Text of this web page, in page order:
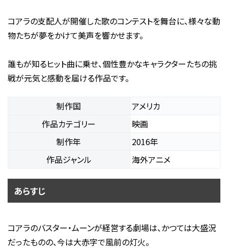
コアラの支配人が開催した歌のコンテストを舞台に、様々な動
物たちが夢をかけて美声を響かせます。
誰もが知るヒット曲に乗せ、個性豊かなキャラクターたちの挑
戦が元気と感動を届ける作品です。
制作国
アメリカ
作品カテゴリー
映画
制作年
2016年
作品ジャンル
海外アニメ
あらすじ
コアラのバスター・ムーンが経営する劇場は、かつては大盛況
だったものの、今は大赤字で風前の灯火。